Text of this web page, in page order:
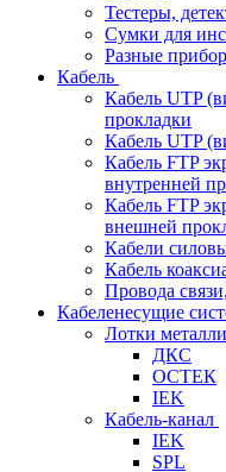
Тестеры,
Сумки для
Разные
Кабель
Кабель UTP
прокладки
Кабель UTP
Кабель FTP
внутренней
Кабель FTP
внешней
Кабели
Кабель
Провода
Кабеленесущие
Лотки
ДКС
ОСТЕК
IEK
Кабель-канал
IEK
SPL